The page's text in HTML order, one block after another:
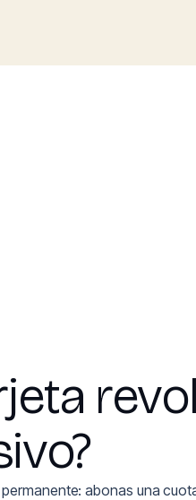
abonas una